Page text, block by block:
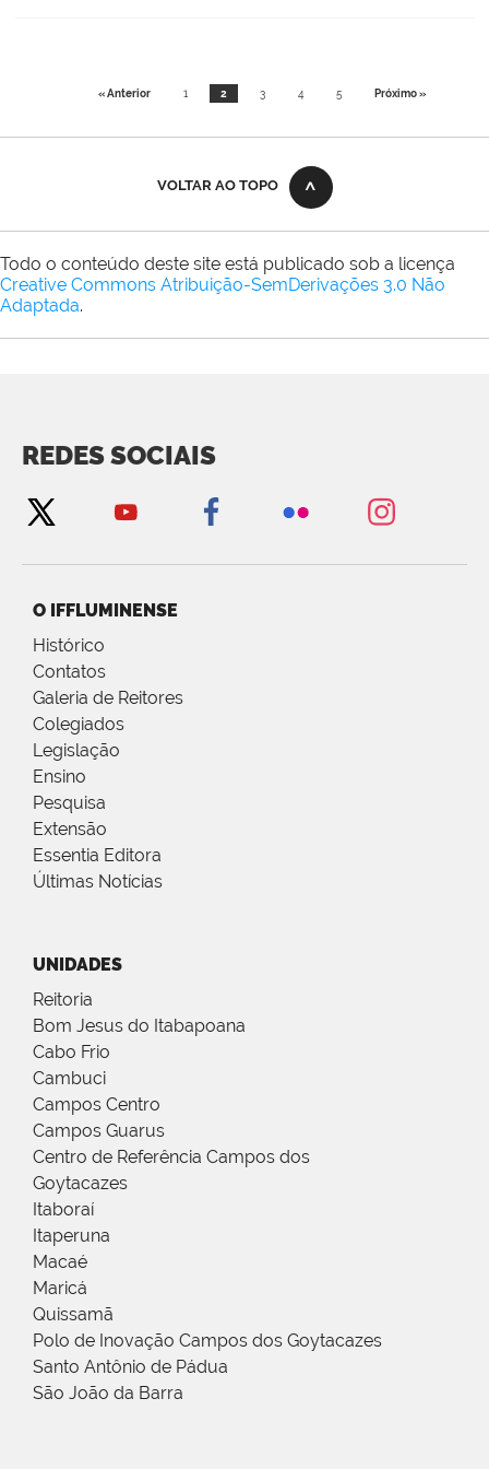
« Anterior 1 2 3 4 5 Próximo »
VOLTAR AO TOPO
Todo o conteúdo deste site está publicado sob a licença
Creative Commons Atribuição-SemDerivações 3.0 Não
Adaptada.
REDES SOCIAIS
O IFFLUMINENSE
Histórico
Contatos
Galeria de Reitores
Colegiados
Legislação
Ensino
Pesquisa
Extensão
Essentia Editora
Últimas Notícias
UNIDADES
Reitoria
Bom Jesus do Itabapoana
Cabo Frio
Cambuci
Campos Centro
Campos Guarus
Centro de Referência Campos dos
Goytacazes
Itaboraí
Itaperuna
Macaé
Maricá
Quissamã
Polo de Inovação Campos dos Goytacazes
Santo Antônio de Pádua
São João da Barra